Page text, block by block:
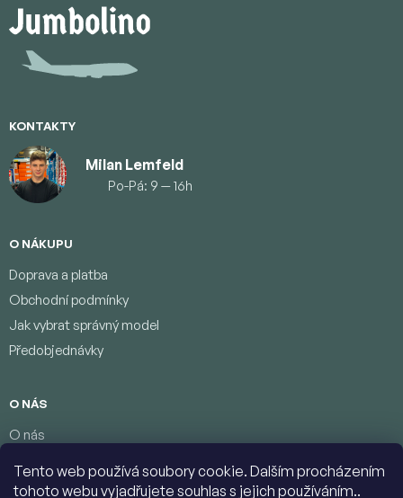
Tento web používá soubory cookie. Dalším procházením
tohoto webu vyjadřujete souhlas s jejich používáním..
p
KONTAKTY
Milan Lemfeld
Po-Pá: 9 — 16h
O NÁKUPU
Doprava a platba
Obchodní podmínky
Jak vybrat správný model
Předobjednávky
O NÁS
O nás
Podmínky ochrany osobních údajů